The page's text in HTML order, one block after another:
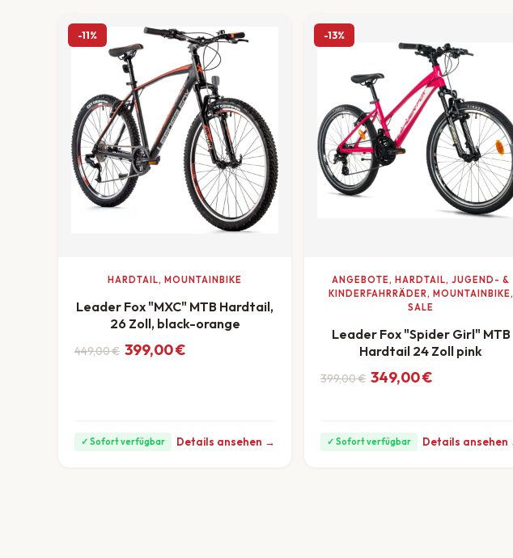
-11%
HARDTAIL, MOUNTAINBIKE
Leader Fox "MXC" MTB Hardtail,
26 Zoll, black-orange
449,00€
Ursprünglicher Preis war: 449,00 €
399,00€
Aktueller Preis ist: 399,00 €.
✓ Sofort verfügbar Details ansehen →
-13%
ANGEBOTE, HARDTAIL, JUGEND- &
KINDERFAHRRÄDER, MOUNTAINBIKE,
SALE
Leader Fox "Spider Girl" MTB
Hardtail 24 Zoll pink
399,00€
Ursprünglicher Preis war:
349,00€
Aktueller Preis ist: 349,00 €.
✓ Sofort verfügbar Details ansehen